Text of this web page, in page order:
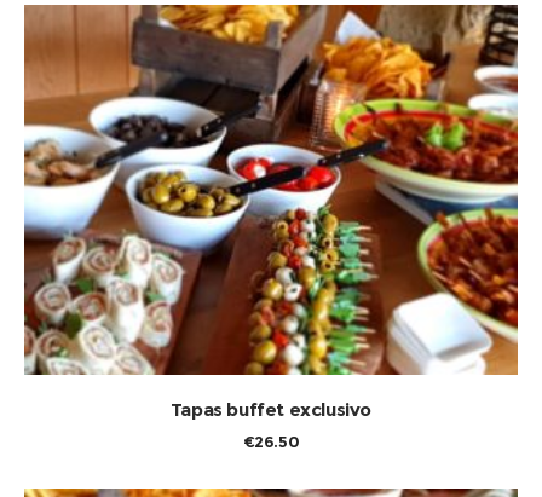
TOEVOEGEN AAN WINKELWAGEN
Tapas buffet exclusivo
€26.50